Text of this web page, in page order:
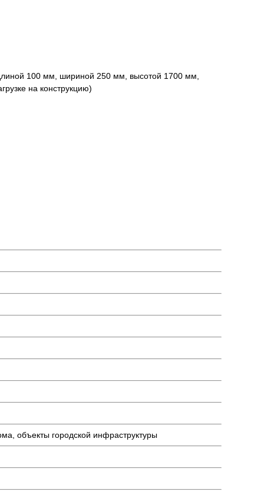
100 мм, шириной 250 мм, высотой 1700 мм,
на конструкцию)
объекты городской инфраструктуры